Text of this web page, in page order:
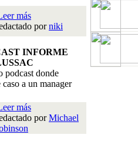
más
porniki
INFORME
podcast donde
a un manager
más
porMichael